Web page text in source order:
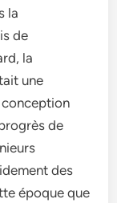
la
de
la
une
conception
de
des
époque que